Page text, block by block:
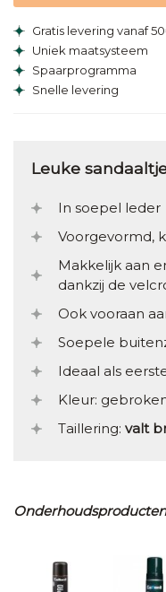
Gratis levering vanaf
Uniek maatsysteem
Spaarprogramma
Snelle levering
Leuke
In soepel leder
Voorgevormd,
Makkelijk aan
dankzij de
Ook vooraan
Soepele
Ideaal als
Kleur:
Taillering: valt
Onderhoudsproducten